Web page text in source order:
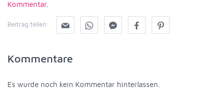
Kommentar.
Beitrag teilen:
Kommentare
Es wurde noch kein Kommentar hinterlassen.